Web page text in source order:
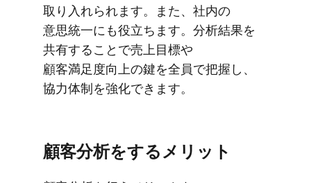
取り入れられます。​また、​社内の​
意思統一にも​役立ちます。​分析結果を​
共有する​ことで​売上目標や​
顧客満足度向上の​鍵を​全員で​把握し、​
協力体制を​強化できます。
顧客分析を​する​メリット